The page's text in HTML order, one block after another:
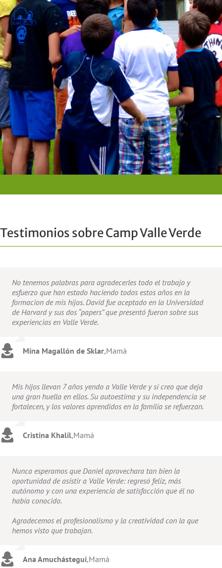
Testimonios sobre Camp Valle Verde
No tenemos palabras para agradecerles todo el trabajo y
esfuerzo que han estado haciendo todos estos años en la
formacion de mis hijos. David fue aceptado en la Universidad
de Harvard y sus dos “papers” que presentó fueron sobre sus
experiencias en Valle Verde.
Mina Magallón de Sklar,Mamá
Mis hijos llevan 7 años yendo a Valle Verde y sí creo que deja
una gran huella en ellos. Su autoestima y su independencia se
fortalecen, y los valores aprendidos en la familia se refuerzan.
Cristina Khalil,Mamá
Nunca esperamos que Daniel aprovechara tan bien la
oportunidad de asistir a Valle Verde: regresó feliz, más
autónomo y con una experiencia de satisfacción que él no
había conocido.
Agradecemos el profesionalismo y la creatividad con la que
hemos visto que trabajan.
Ana Amuchástegui,Mamá